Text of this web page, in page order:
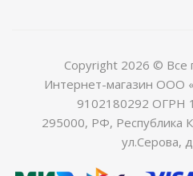
Copyright 2026 ©
Интернет-магазин ООО
9102180292 ОГРН
295000, РФ, Республика
ул.Серова,